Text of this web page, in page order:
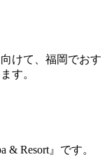
けて、福岡でおす
す。
Resort』です。